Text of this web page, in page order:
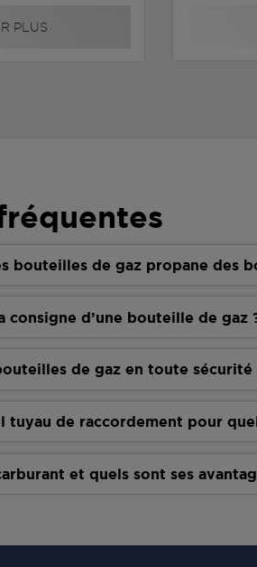
PLUS
bouteilles de gaz propane des
consigne d’une bouteille de gaz
de gaz en toute sécurité
tuyau de raccordement pour
et quels sont ses